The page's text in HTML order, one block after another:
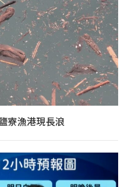
寮漁港現長浪